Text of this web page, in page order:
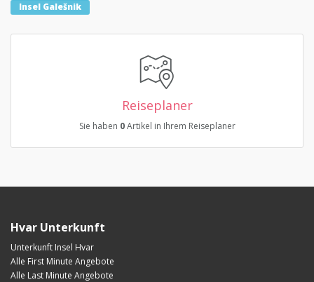
Insel Galešnik
Reiseplaner
Sie haben 0Artikel in Ihrem Reiseplaner
Hvar Unterkunft
Unterkunft Insel Hvar
Alle First Minute Angebote
Alle Last Minute Angebote